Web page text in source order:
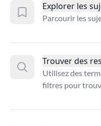
Explorer les
Parcourir les
Trouver des
Utilisez des
filtres pour